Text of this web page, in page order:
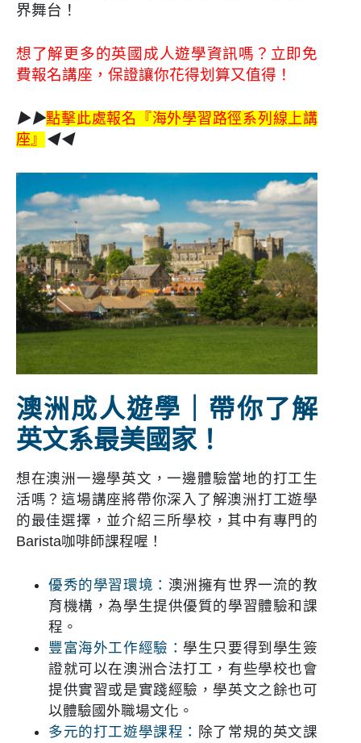
界舞台！
想了解更多的英國成人遊學資訊嗎？立即免
費報名講座，保證讓你花得划算又值得！
▶▶點擊此處報名『海外學習路徑系列線上講
座』
◀◀
澳洲成人遊學｜帶你了解
英文系最美國家！
想在澳洲一邊學英文，一邊體驗當地的打工生
活嗎？這場講座將帶你深入了解澳洲打工遊學
的最佳選擇，並介紹三所學校，其中有專門的
Barista咖啡師課程喔！
優秀的學習環境： 澳洲擁有世界一流的教
育機構，為學生提供優質的學習體驗和課
程。
豐富海外工作經驗： 學生只要得到學生簽
證就可以在澳洲合法打工，有些學校也會
提供實習或是實踐經驗，學英文之餘也可
以體驗國外職場文化。
多元的打工遊學課程： 除了常規的英文課